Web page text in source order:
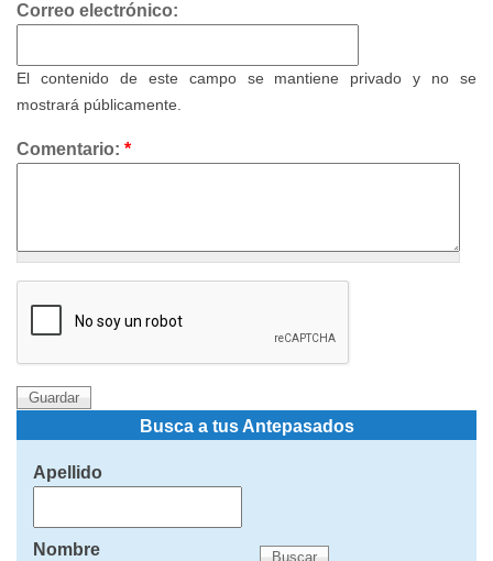
Correo electrónico:
El contenido de este campo se mantiene privado y no se
mostrará públicamente.
Comentario: *
Busca a tus Antepasados
Apellido
Nombre